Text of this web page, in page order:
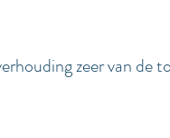
zeer van de